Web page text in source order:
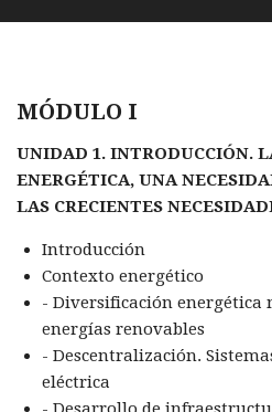
MÓDULO I
UNIDAD 1. INTRODUCCIÓN.
ENERGÉTICA, UNA
LAS CRECIENTES
Introducción
Contexto energético
- Diversificación energética
energías renovables
- Descentralización.
eléctrica